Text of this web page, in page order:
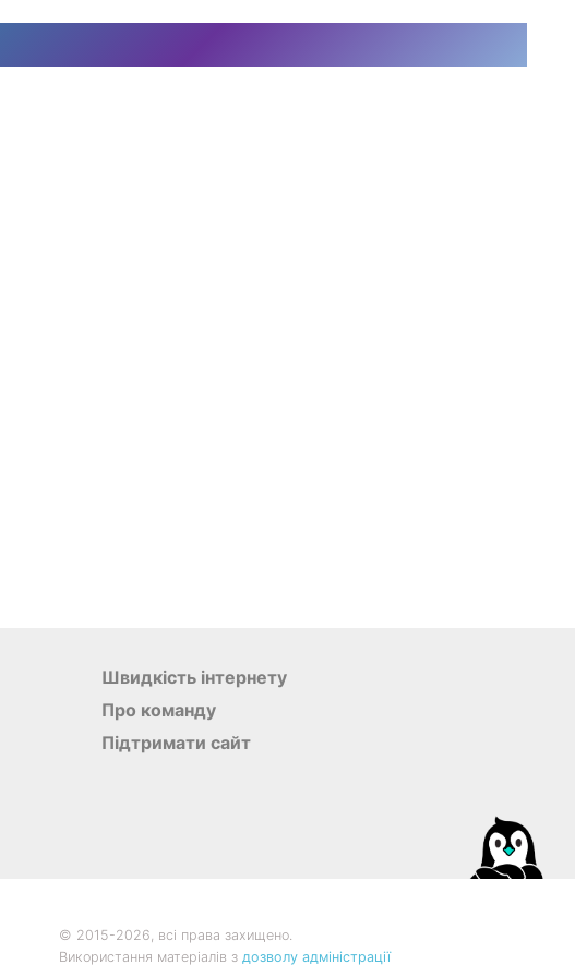
Швидкість інтернету
Про команду
Підтримати сайт
© 2015-2026, всі права захищено.
Використання матеріалів з дозволу адміністрації